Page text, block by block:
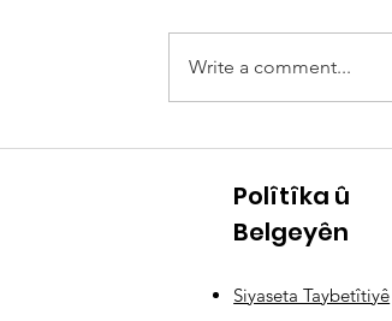
PÊŞNGÊ WÎJDAN: TAHÎR
Write a comment...
Polîtîka û
Belgeyên
Siyaseta Taybetîtiyê